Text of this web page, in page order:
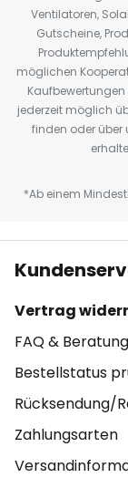
Ventilatoren,
Gutscheine,
möglichen
jederzeit möglich
finden oder über
*Ab einem
Vertrag
FAQ & Beratung
Bestellstatus
Rücksendung/
Zahlungsarten